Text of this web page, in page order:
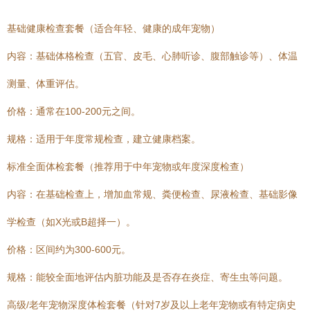
基础健康检查套餐（适合年轻、健康的成年宠物）
内容：基础体格检查（五官、皮毛、心肺听诊、腹部触诊等）、体温
测量、体重评估。
价格：通常在100-200元之间。
规格：适用于年度常规检查，建立健康档案。
标准全面体检套餐（推荐用于中年宠物或年度深度检查）
内容：在基础检查上，增加血常规、粪便检查、尿液检查、基础影像
学检查（如X光或B超择一）。
价格：区间约为300-600元。
规格：能较全面地评估内脏功能及是否存在炎症、寄生虫等问题。
高级/老年宠物深度体检套餐（针对7岁及以上老年宠物或有特定病史